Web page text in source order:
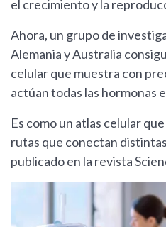
el crecimiento y la
Ahora, un grupo de
Alemania y Australia
celular que muestra con
actúan todas las hormonas
Es como un atlas celular
rutas que conectan
publicado en la revista